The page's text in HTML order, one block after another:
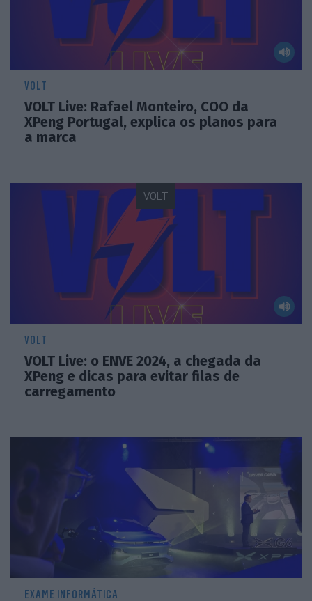
VOLT
VOLT Live: Rafael Monteiro, COO da
XPeng Portugal, explica os planos para
a marca
VOLT
VOLT
VOLT Live: o ENVE 2024, a chegada da
XPeng e dicas para evitar filas de
carregamento
EXAME INFORMÁTICA